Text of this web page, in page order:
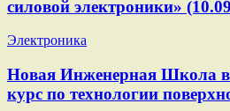
силовой электроники»
Электроника
Новая Инженерная Школа
курс по технологии